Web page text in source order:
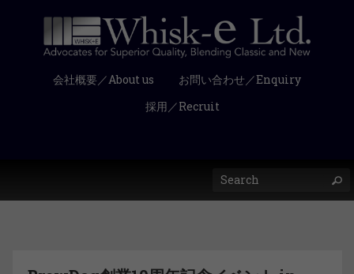
会社概要／About us
お問い合わせ／Enquiry
採用／Recruit